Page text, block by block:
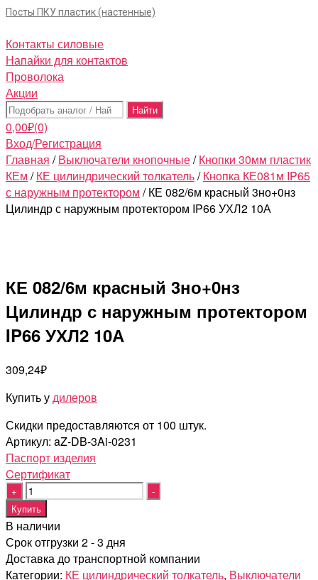
Посты ПКУ пластик (настенные)
Контакты силовые
Напайки для контактов
Проволока
Акции
Поиск:
0,00₽(0)
Вход/Регистрация
Главная /Выключатели кнопочные/Кнопки 30мм пластик
КЕм /КЕ цилиндрический толкатель/Кнопка КЕ081м IP65
с наружным протектором / КЕ 082/6м красный 3но+0нз
Цилиндр с наружным протектором IP66 УХЛ2 10А
КЕ 082/6м красный 3но+0нз
Цилиндр с наружным протектором
IP66 УХЛ2 10А
309,24₽
Купить удилеров
Скидки предоставляются от 100 штук.
Артикул: aZ-DB-3Ai-0231
Паспорт изделия
Cертификат
Quantity
Купить
В наличии
Срок отгрузки 2 - 3 дня
Доставка до транспортной компании
Категории: КЕ цилиндрический толкатель, Выключатели